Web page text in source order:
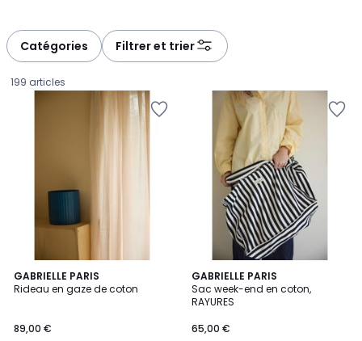
Catégories Filtrer et trier
199 articles
GABRIELLE PARIS
Rideau en gaze de coton
€.
89,00 €
2
Couleurs
GABRIELLE PARIS
Sac week-end en coton,
RAYURES
65,00 €